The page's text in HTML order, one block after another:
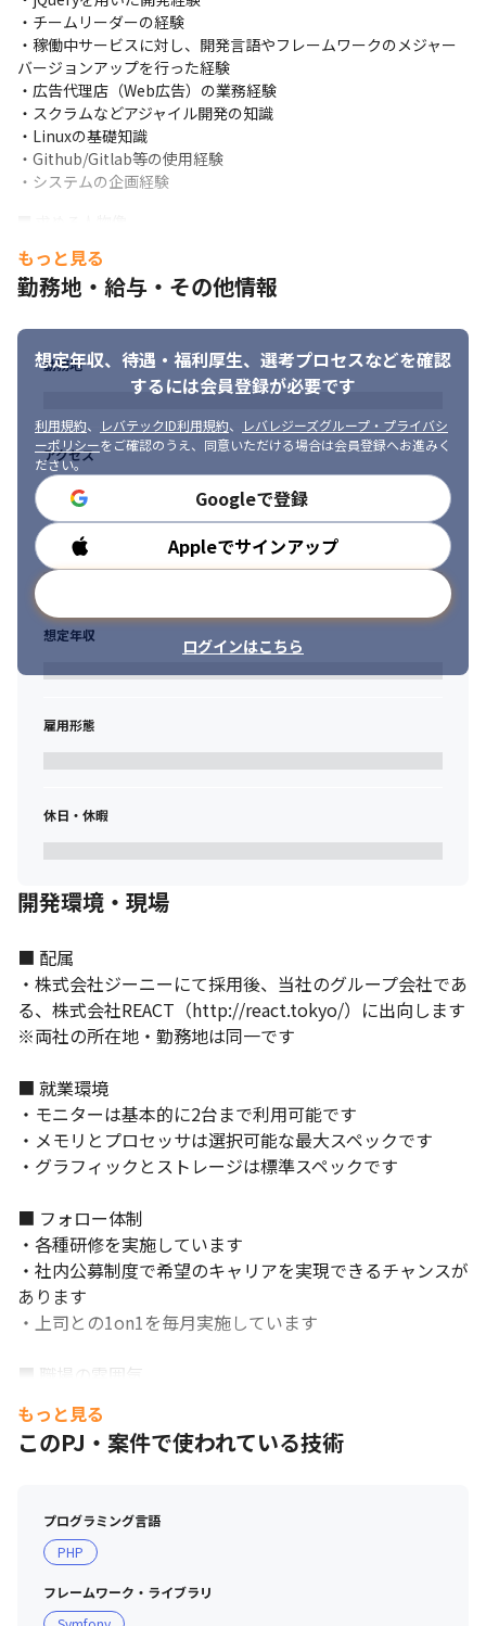
・チームリーダーの経験
・稼働中サービスに対し、開発言語やフレームワークのメジャー
バージョンアップを行った経験
・広告代理店（Web広告）の業務経験
・スクラムなどアジャイル開発の知識
・Linuxの基礎知識
・Github/Gitlab等の使用経験
・システムの企画経験
・既存の環境に満足せず、改善していける方
・プロダクトに満足するだけではなく顧客に価値をコミットでき
・当事者意識を持てる方
・最先端のテクノロジーに対する強い興味関心をお持ちの方
・当社のパーパス（企業の存在意義）である「誰もがマーケティ
もっと見る
勤務地・給与・その他情報
想定年収、待遇・福利厚生、 選考プロセスなどを確認
するには会員登録が必要です
利用規約、 レバテックID利用規約、
レバレジーズグループ・プライバシ
ーポリシーをご確認のうえ、同意いただける場合は会員登録へお進みく
ださい。
Googleで登録
Appleでサインアップ
ログインはこちら
勤務地
アクセス
勤務時間
想定年収
雇用形態
休日・休暇
開発環境・現場
■ 配属
・株式会社ジーニーにて採用後、当社のグループ会社であ
る、株式会社REACT（http://react.tokyo/）に出向します
※両社の所在地・勤務地は同一です
■ 就業環境
・モニターは基本的に2台まで利用可能です
・メモリとプロセッサは選択可能な最大スペックです
・グラフィックとストレージは標準スペックです
■ フォロー体制
・各種研修を実施しています
・社内公募制度で希望のキャリアを実現できるチャンスが
あります
・上司との1on1を毎月実施しています
■ 職場の雰囲気
・お互いへの感謝や称賛の気持ちを少額の成果給（ピアボ
ーナス）と共に送り合うことができ、称賛し合う文化です
・社内は、フラットで風通しの良い風土で、コミュニケー
・スピードとクオリティの両方を重視しており、現場で考
えた決定したことをすぐに実行に移す風土があります
・積極的なチャレンジを強く推奨しプロダクトの改善に関
してもリリース後、各自がチャレンジを続けています
もっと見る
このPJ・案件で使われている技術
プログラミング言語
PHP
フレームワーク・ライブラリ